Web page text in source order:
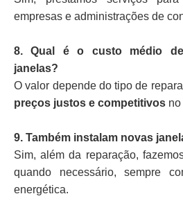
empresas e administrações de
8. Qual é o custo médio
janelas?
O valor depende do tipo de
preços justos e competitivos
9. Também instalam novas
Sim, além da reparação,
quando necessário, sempre
energética.